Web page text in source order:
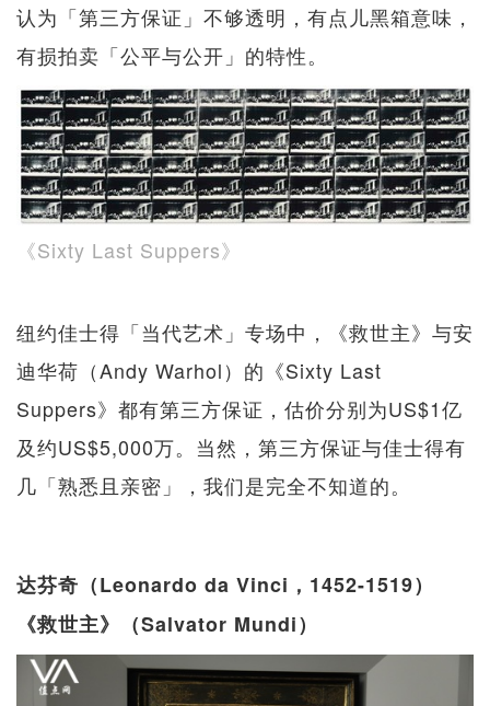
认为「第三方保证」不够透明，有点儿黑箱意味，
有损拍卖「公平与公开」的特性。
《Sixty Last Suppers》
纽约佳士得「当代艺术」专场中，《救世主》与安
迪华荷（Andy Warhol）的《Sixty Last
Suppers》都有第三方保证，估价分别为US$1亿
及约US$5,000万。当然，第三方保证与佳士得有
几「熟悉且亲密」，我们是完全不知道的。
达芬奇（Leonardo da Vinci，1452-1519）
《救世主》（Salvator Mundi）